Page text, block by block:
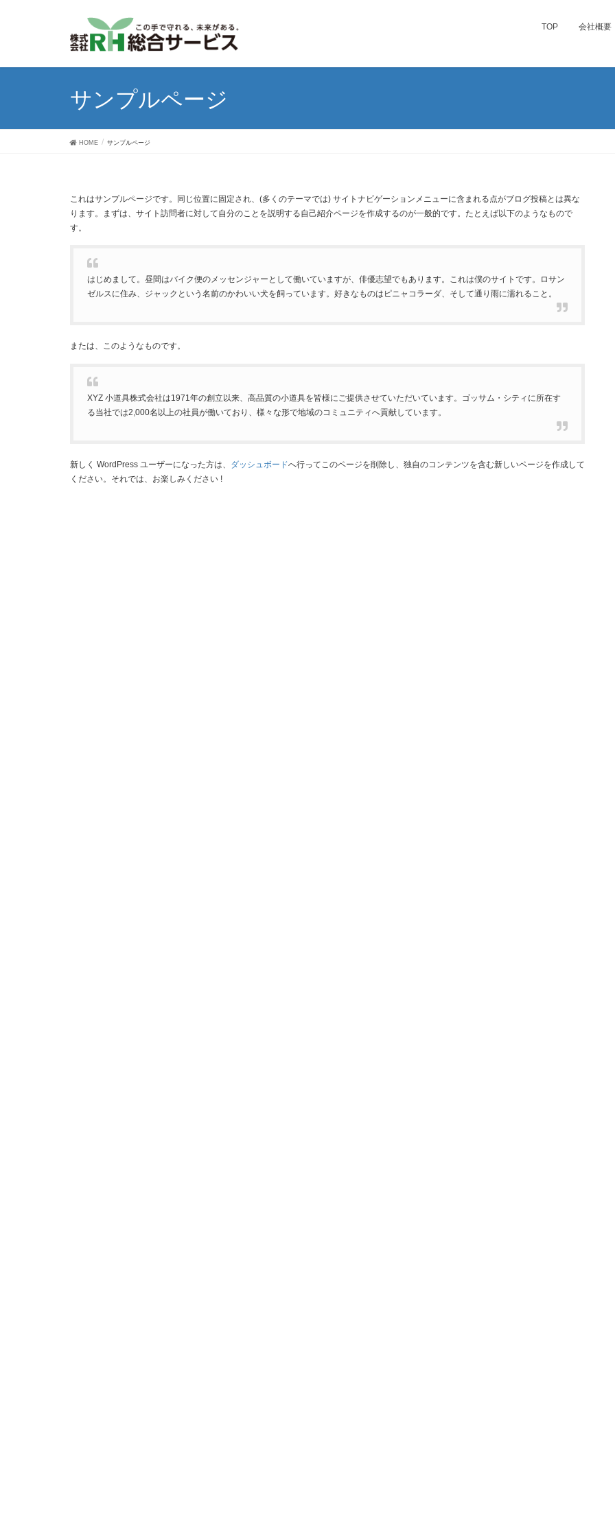
TOP 会社概要
サンプルページ
HOME サンプルページ
これはサンプルページです。同じ位置に固定され、(多くのテーマでは) サイトナビゲーションメニューに含まれる点がブログ投稿とは異な
ります。まずは、サイト訪問者に対して自分のことを説明する自己紹介ページを作成するのが一般的です。たとえば以下のようなもので
す。
はじめまして。昼間はバイク便のメッセンジャーとして働いていますが、俳優志望でもあります。これは僕のサイトです。ロサン
ゼルスに住み、ジャックという名前のかわいい犬を飼っています。好きなものはピニャコラーダ、そして通り雨に濡れること。
または、このようなものです。
XYZ 小道具株式会社は1971年の創立以来、高品質の小道具を皆様にご提供させていただいています。ゴッサム・シティに所在す
る当社では2,000名以上の社員が働いており、様々な形で地域のコミュニティへ貢献しています。
新しく WordPress ユーザーになった方は、 ダッシュボードへ行ってこのページを削除し、独自のコンテンツを含む新しいページを作成して
ください。それでは、お楽しみください !